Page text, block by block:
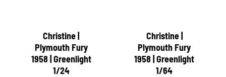
Christine |
Plymouth Fury
1958 | Greenlight
1/24
Christine |
Plymouth Fury
1958 | Greenlight
1/64